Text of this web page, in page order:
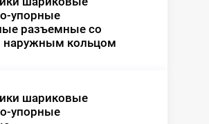
упорные
разъемные со
кольцом
шариковые
упорные